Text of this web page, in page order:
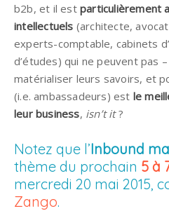
b2b, et il est particulièrement
intellectuels (architecte,
experts-comptable, cabinets
d’études) qui ne peuvent pas
matérialiser leurs savoirs, et
(i.e. ambassadeurs) est le
leur business, isn’t it?
Notez que l’Inbound
thème du prochain 5 à
mercredi 20 mai 2015,
Zango.